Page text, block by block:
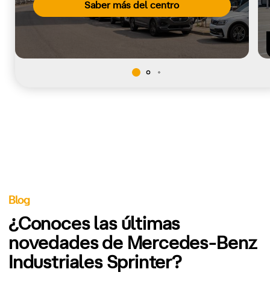
Saber más del centro
Blog
¿Conoces las últimas
novedades de Mercedes-Benz
Industriales Sprinter?